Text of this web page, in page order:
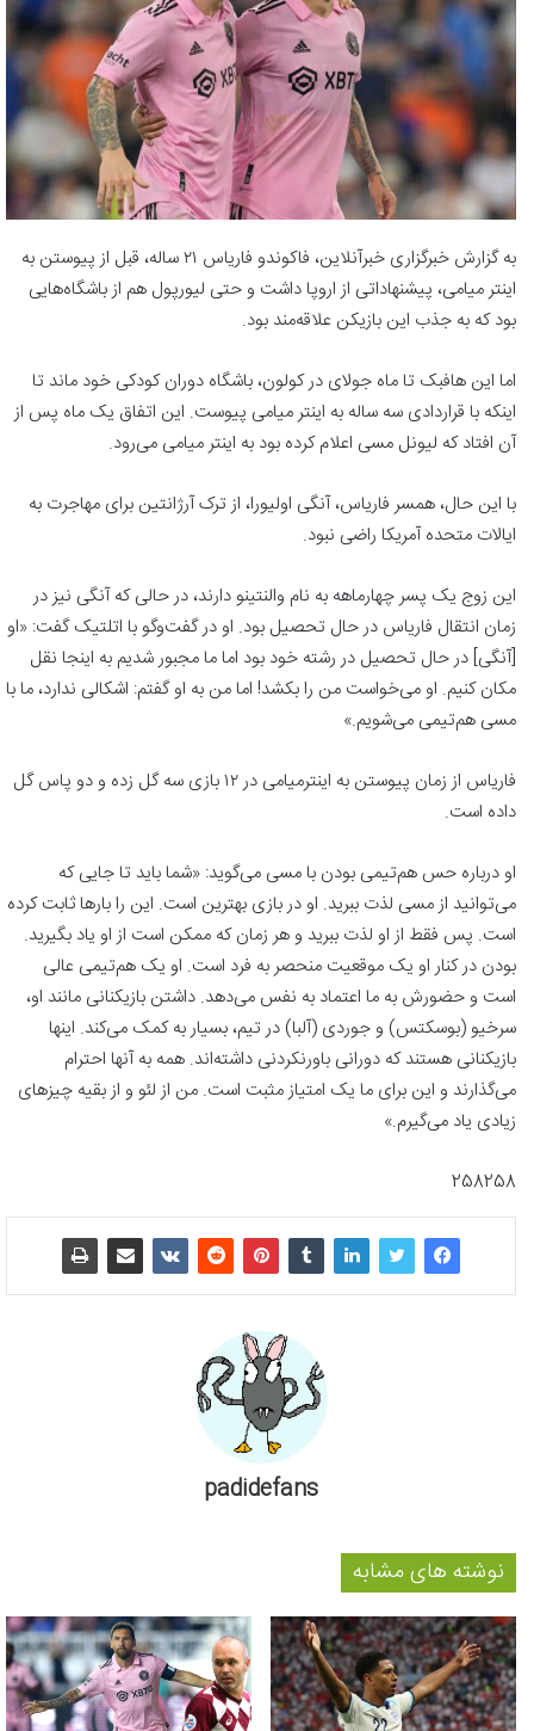
به گزارش خبرگزاری خبرآنلاین، فاکوندو فاریاس ۲۱ ساله، قبل از پیوستن به
اینتر میامی، پیشنهاداتی از اروپا داشت و حتی لیورپول هم از باشگاه‌هایی
بود که به جذب این بازیکن علاقه‌مند بود.
اما این هافبک تا ماه جولای در کولون، باشگاه دوران کودکی خود ماند تا
اینکه با قراردادی سه ساله به اینتر میامی پیوست. این اتفاق یک ماه پس از
آن افتاد که لیونل مسی اعلام کرده بود به اینتر میامی می‌رود.
با این حال، همسر فاریاس، آنگی اولیورا، از ترک آرژانتین برای مهاجرت به
ایالات متحده آمریکا راضی نبود.
این زوج یک پسر چهارماهه به نام والنتینو دارند، در حالی که آنگی نیز در
زمان انتقال فاریاس در حال تحصیل بود. او در گفت‌وگو با اتلتیک گفت: «او
[آنگی] در حال تحصیل در رشته خود بود اما ما مجبور شدیم به اینجا نقل
مکان کنیم. او می‌خواست من را بکشد! اما من به او گفتم: اشکالی ندارد، ما با
مسی هم‌تیمی می‌شویم.»
فاریاس از زمان پیوستن به اینترمیامی در ۱۲ بازی سه گل زده و دو پاس گل
داده است.
او درباره حس هم‌تیمی بودن با مسی می‌گوید: «شما باید تا جایی که
می‌توانید از مسی لذت ببرید. او در بازی بهترین است. این را بارها ثابت کرده
است. پس فقط از او لذت ببرید و هر زمان که ممکن است از او یاد بگیرید.
بودن در کنار او یک موقعیت منحصر به فرد است. او یک هم‌تیمی عالی
است و حضورش به ما اعتماد به نفس می‌دهد. داشتن بازیکنانی مانند او،
سرخیو (بوسکتس) و جوردی (آلبا) در تیم، بسیار به کمک می‌کند. اینها
بازیکنانی هستند که دورانی باورنکردنی داشته‌اند. همه به آنها احترام
می‌گذارند و این برای ما یک امتیاز مثبت است. من از لئو و از بقیه چیزهای
زیادی یاد می‌گیرم.»
258258
padidefans
نوشته های مشابه